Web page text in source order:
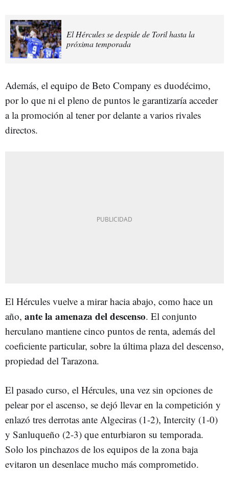
El Hércules se despide de Toril hasta la
próxima temporada
Además, el equipo de Beto Company es duodécimo,
por lo que ni el pleno de puntos le garantizaría acceder
a la promoción al tener por delante a varios rivales
directos.
El Hércules vuelve a mirar hacia abajo, como hace un
año, ante la amenaza del descenso. El conjunto
herculano mantiene cinco puntos de renta, además del
coeficiente particular, sobre la última plaza del descenso,
propiedad del Tarazona.
El pasado curso, el Hércules, una vez sin opciones de
pelear por el ascenso, se dejó llevar en la competición y
enlazó tres derrotas ante Algeciras (1-2), Intercity (1-0)
y Sanluqueño (2-3) que enturbiaron su temporada.
Solo los pinchazos de los equipos de la zona baja
evitaron un desenlace mucho más comprometido.